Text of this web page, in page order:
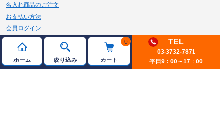
ホーム 絞り込み
0
カート
TEL
03-3732-7871
平日9：00～17：00
名入れ商品のご注文
お支払い方法
会員ログイン
メルマガ登録
新規会員登録
ページトップへ